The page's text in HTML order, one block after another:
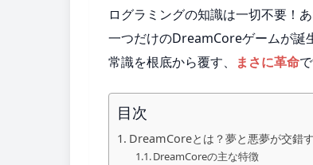
ログラミングの知識は一切不要！
一つだけのDreamCoreゲームが誕
常識を根底から覆す、
まさに革命
目次
DreamCoreとは？夢と悪夢が交錯
DreamCoreの主な特徴